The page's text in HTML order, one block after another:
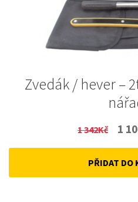
Zvedák / hever –
1 342Kč
price
was:
1
PŘIDAT DO